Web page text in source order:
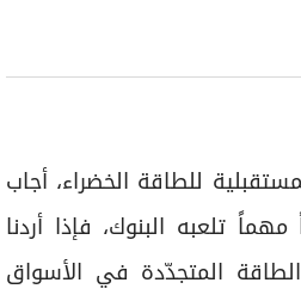
للطاقة الخضراء، أجاب
تلعبه البنوك، فإذا أردنا
المتجدّدة في الأسواق